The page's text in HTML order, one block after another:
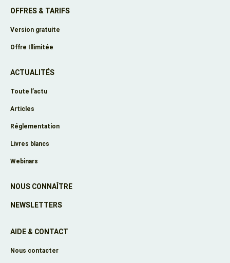
OFFRES & TARIFS
Version gratuite
Offre Illimitée
ACTUALITÉS
Toute l’actu
Articles
Réglementation
Livres blancs
Webinars
NOUS CONNAÎTRE
NEWSLETTERS
AIDE & CONTACT
Nous contacter